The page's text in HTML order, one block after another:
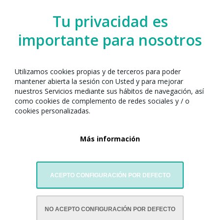
Tu privacidad es
importante para nosotros
Utilizamos cookies propias y de terceros para poder
mantener abierta la sesión con Usted y para mejorar
nuestros Servicios mediante sus hábitos de navegación, así
como cookies de complemento de redes sociales y / o
cookies personalizadas.
Más información
ACEPTO CONFIGURACIÓN POR DEFECTO
NO ACEPTO CONFIGURACIÓN POR DEFECTO
CON LA COLABORACIÓN DE: